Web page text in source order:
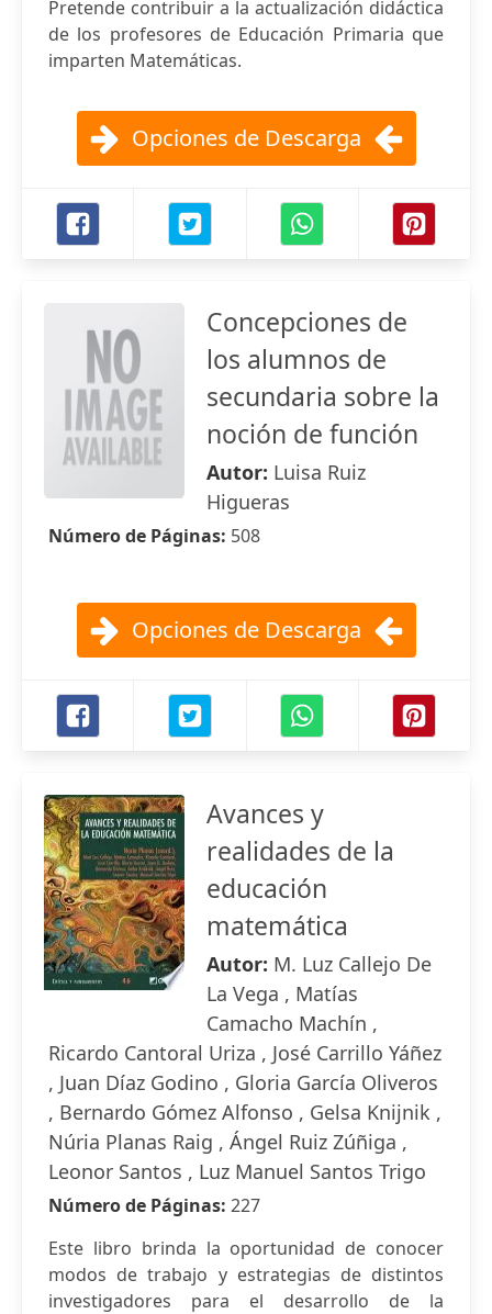
Pretende contribuir a la actualización didáctica
de los profesores de Educación Primaria que
imparten Matemáticas.
Opciones de Descarga
Concepciones de
los alumnos de
secundaria sobre la
noción de función
Autor: Luisa Ruiz
Higueras
Número de Páginas: 508
Opciones de Descarga
Avances y
realidades de la
educación
matemática
Autor: M. Luz Callejo De
La Vega , Matías
Camacho Machín ,
Ricardo Cantoral Uriza , José Carrillo Yáñez
, Juan Díaz Godino , Gloria García Oliveros
, Bernardo Gómez Alfonso , Gelsa Knijnik ,
Núria Planas Raig , Ángel Ruiz Zúñiga ,
Leonor Santos , Luz Manuel Santos Trigo
Número de Páginas: 227
Este libro brinda la oportunidad de conocer
modos de trabajo y estrategias de distintos
investigadores para el desarrollo de la